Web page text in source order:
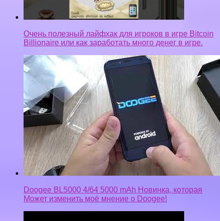
Очень полезный лайфхак для игроков в игре Bitcoin
Billionaire или как заработать много денег в игре.
Doogee BL5000 4/64 5000 mAh Новинка, которая
Может изменить моё мнение о Doogee!